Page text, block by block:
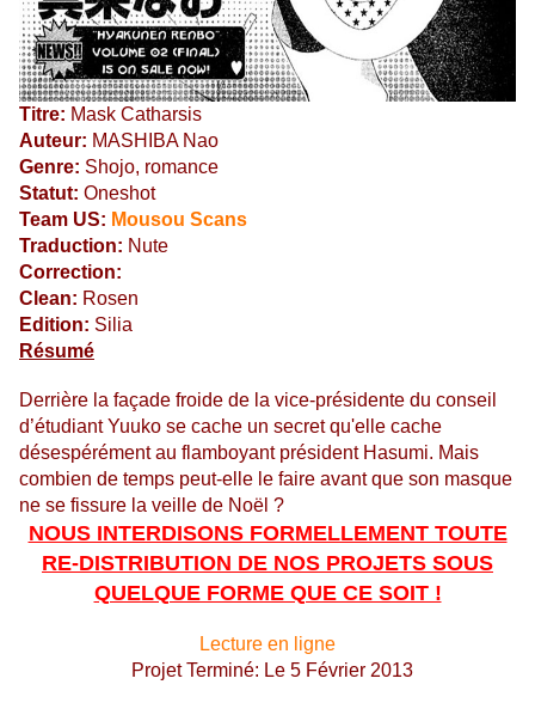
Titre: Mask Catharsis
Auteur: MASHIBA Nao
Genre: Shojo, romance
Statut: Oneshot
Team US: Mousou Scans
Traduction: Nute
Correction:
Clean: Rosen
Edition: Silia
Résumé
Derrière la façade froide de la vice-présidente du conseil
d’étudiant Yuuko se cache un secret qu'elle cache
désespérément au flamboyant président Hasumi. Mais
combien de temps peut-elle le faire avant que son masque
ne se fissure la veille de Noël ?
NOUS INTERDISONS FORMELLEMENT TOUTE
RE-DISTRIBUTION DE NOS PROJETS SOUS
QUELQUE FORME QUE CE SOIT !
Lecture en ligne
Projet Terminé: Le 5 Février 2013